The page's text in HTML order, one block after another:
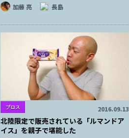
加藤 亮 長島
ブロス 2016.09.13
北陸限定で販売されている「ルマンドア
イス」を親子で堪能した